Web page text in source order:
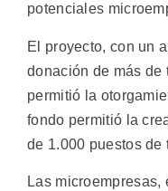
potenciales
El proyecto, con un
donación de más de
permitió la
fondo permitió la
de 1.000 puestos de
Las